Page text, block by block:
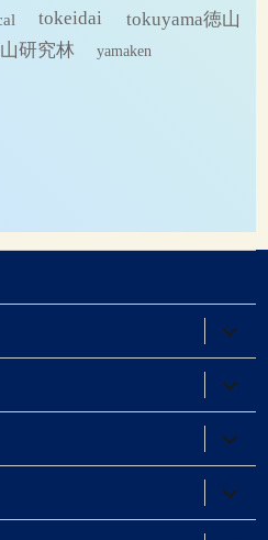
tokeidai
tokuyama徳山
研究林
yamaken
ブ
メ
ニ
ュ
ー
を
展
開
ブ
メ
ニ
ュ
ー
を
展
開
ブ
メ
ニ
ュ
ー
ブ
メ